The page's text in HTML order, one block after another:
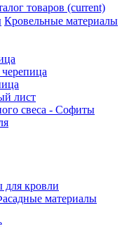
товаров (current)
Кровельные материалы
лист
свеса - Софиты
для кровли
материалы